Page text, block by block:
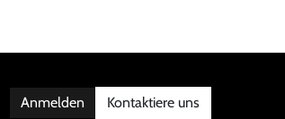
Anmelden Kontaktiere uns